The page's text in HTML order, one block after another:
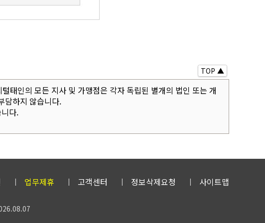
TOP ▲
태인의 모든 지사 및 가맹점은 각자 독립된 별개의 법인 또는 개
담하지 않습니다.
다.
업무제휴 고객센터 정보삭제요청 사이트맵